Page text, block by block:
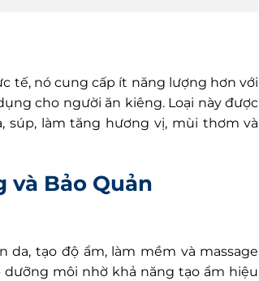
tế, nó cung cấp ít năng lượng hơn với
cho người ăn kiêng. Loại này được
súp, làm tăng hương vị, mùi thơm và
và Bảo Quản
tạo độ ẩm, làm mềm và massage
môi nhờ khả năng tạo ẩm hiệu